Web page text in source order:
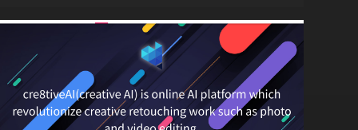
Inhaltsproduktion. Dieses Tool bietet
innovative Ansätze für kreative
Anwendungen.